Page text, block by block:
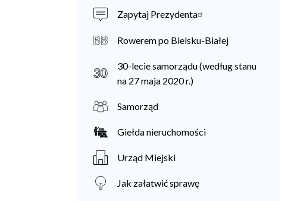
e
Zapytaj Prezydenta
Rowerem po Bielsku-Białej
30-lecie samorządu (według stanu
na 27 maja 2020 r.)
Samorząd
Giełda nieruchomości
Urząd Miejski
Jak załatwić sprawę